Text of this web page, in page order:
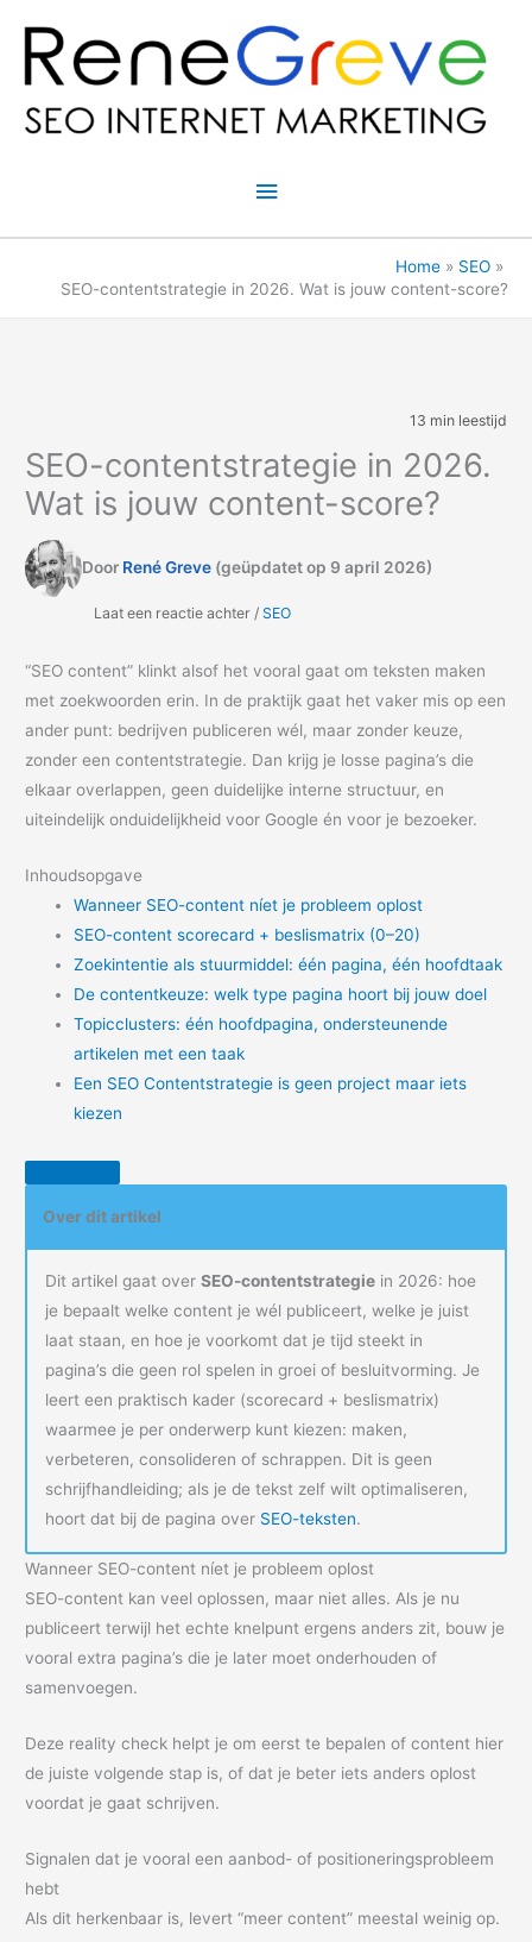
Hoofdmenu
Home
SEO
SEO-contentstrategie in 2026. Wat is jouw content-score?
13 min leestijd
SEO-contentstrategie in 2026.
Wat is jouw content-score?
Door René Greve (geüpdatet op 9 april 2026)
Laat een reactie achter / SEO
“SEO content” klinkt alsof het vooral gaat om teksten maken
met zoekwoorden erin. In de praktijk gaat het vaker mis op een
ander punt: bedrijven publiceren wél, maar zonder keuze,
zonder een contentstrategie. Dan krijg je losse pagina’s die
elkaar overlappen, geen duidelijke interne structuur, en
uiteindelijk onduidelijkheid voor Google én voor je bezoeker.
Inhoudsopgave
Wanneer SEO-content níet je probleem oplost
SEO-content scorecard + beslismatrix (0–20)
Zoekintentie als stuurmiddel: één pagina, één hoofdtaak
De contentkeuze: welk type pagina hoort bij jouw doel
Topicclusters: één hoofdpagina, ondersteunende
artikelen met een taak
Een SEO Contentstrategie is geen project maar iets
kiezen
Over dit artikel
Dit artikel gaat overSEO-contentstrategie in 2026: hoe
je bepaalt welke content je wél publiceert, welke je juist
laat staan, en hoe je voorkomt dat je tijd steekt in
pagina’s die geen rol spelen in groei of besluitvorming. Je
leert een praktisch kader (scorecard + beslismatrix)
waarmee je per onderwerp kunt kiezen: maken,
verbeteren, consolideren of schrappen. Dit is geen
schrijfhandleiding; als je de tekst zelf wilt optimaliseren,
hoort dat bij de pagina over SEO-teksten.
Wanneer SEO-content níet je probleem oplost
SEO-content kan veel oplossen, maar niet alles. Als je nu
publiceert terwijl het echte knelpunt ergens anders zit, bouw je
vooral extra pagina’s die je later moet onderhouden of
samenvoegen.
Deze reality check helpt je om eerst te bepalen of content hier
de juiste volgende stap is, of dat je beter iets anders oplost
voordat je gaat schrijven.
Signalen dat je vooral een aanbod- of positioneringsprobleem
hebt
Als dit herkenbaar is, levert “meer content” meestal weinig op.